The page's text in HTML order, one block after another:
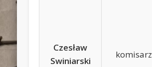
Czesław
Swiniarski
komisarz